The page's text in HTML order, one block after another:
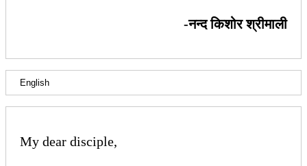
-नन्द किशोर श्रीमाली
English
My dear disciple,